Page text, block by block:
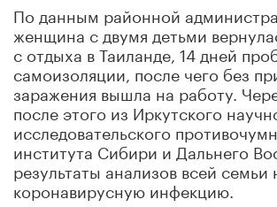
По данным районной
женщина с двумя детьми
с отдыха в Таиланде, 14 дней
самоизоляции, после чего без
заражения вышла на работу.
после этого из Иркутского
исследовательского
института Сибири и Дальнего
результаты анализов всей
коронавирусную инфекцию.